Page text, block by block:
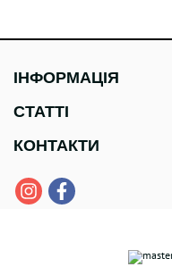
ІНФОРМАЦІЯ
СТАТТІ
КОНТАКТИ